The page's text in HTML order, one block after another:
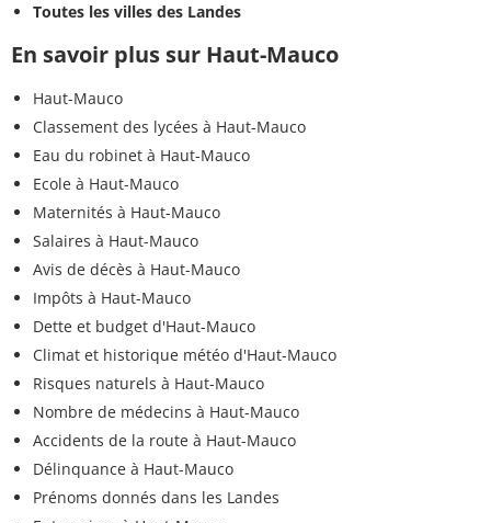
Toutes les villes des Landes
En savoir plus sur Haut-Mauco
Haut-Mauco
Classement des lycées à Haut-Mauco
Eau du robinet à Haut-Mauco
Ecole à Haut-Mauco
Maternités à Haut-Mauco
Salaires à Haut-Mauco
Avis de décès à Haut-Mauco
Impôts à Haut-Mauco
Dette et budget d'Haut-Mauco
Climat et historique météo d'Haut-Mauco
Risques naturels à Haut-Mauco
Nombre de médecins à Haut-Mauco
Accidents de la route à Haut-Mauco
Délinquance à Haut-Mauco
Prénoms donnés dans les Landes